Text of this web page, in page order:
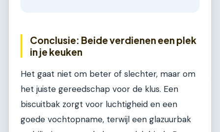
Conclusie: Beide verdienen een plek
in je keuken
Het gaat niet om beter of slechter, maar om
het juiste gereedschap voor de klus. Een
biscuitbak zorgt voor luchtigheid en een
goede vochtopname, terwijl een glazuurbak